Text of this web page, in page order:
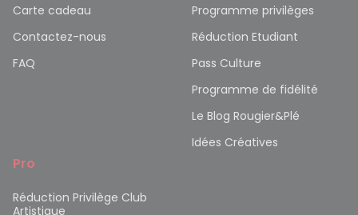
Carte cadeau
Contactez-nous
FAQ
Programme privilèges
Réduction Etudiant
Pass Culture
Programme de fidélité
Le Blog Rougier&Plé
Idées Créatives
Pro
Réduction Privilège Club
Artistique